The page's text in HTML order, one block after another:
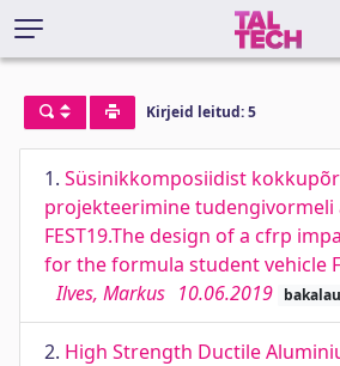
Kirjeid leitud: 5
1. Süsinikkomposiidist
projekteerimine tudengivormeli
FEST19.The design of a cfrp
for the formula student vehicle
Ilves, Markus 10.06.2019
2. High Strength Ductile